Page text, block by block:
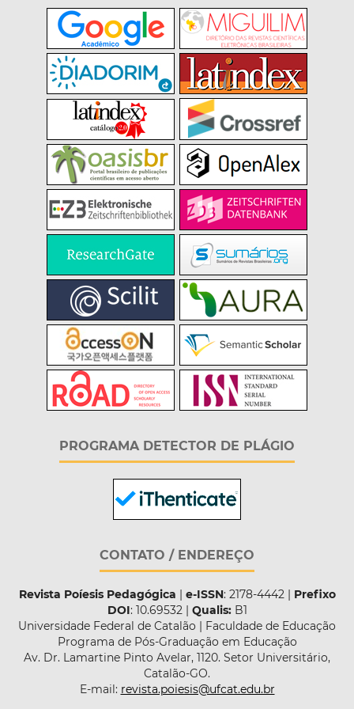
PROGRAMA DETECTOR DE PLÁGIO
CONTATO / ENDEREÇO
Revista Poíesis Pedagógica e-ISSN: 2178-4442 | Prefixo
DOI: 10.69532 | Qualis:B1
Universidade Federal de Catalão | Faculdade de Educação
Programa de Pós-Graduação em Educação
Av. Dr. Lamartine Pinto Avelar, 1120. Setor Universitário,
Catalão-GO.
E-mail: revista.poiesis@ufcat.edu.br